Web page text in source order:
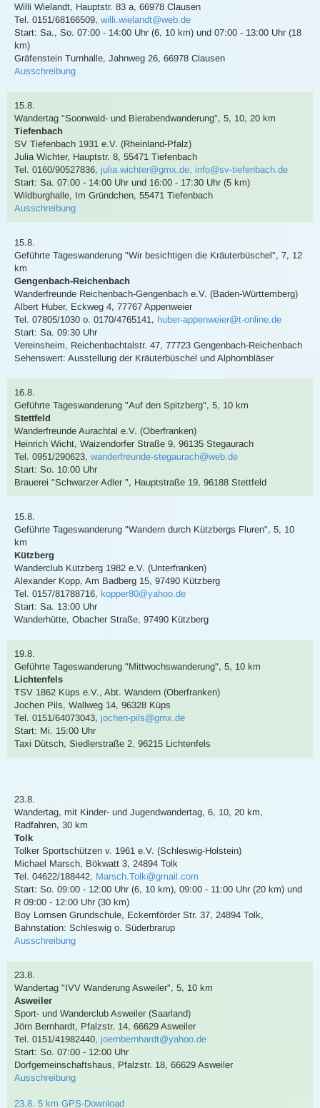
Willi Wielandt, Hauptstr. 83 a, 66978 Clausen
Tel. 0151/68166509, willi.wielandt@web.de
Start: Sa., So. 07:00 - 14:00 Uhr (6, 10 km) und 07:00 - 13:00 Uhr (18
km)
Gräfenstein Turnhalle, Jahnweg 26, 66978 Clausen
Ausschreibung
15.8.
Wandertag "Soonwald- und Bierabendwanderung", 5, 10, 20 km
Tiefenbach
SV Tiefenbach 1931 e.V. (Rheinland-Pfalz)
Julia Wichter, Hauptstr. 8, 55471 Tiefenbach
Tel. 0160/90527836, julia.wichter@gmx.de, info@sv-tiefenbach.de
Start: Sa. 07:00 - 14:00 Uhr und 16:00 - 17:30 Uhr (5 km)
Wildburghalle, Im Gründchen, 55471 Tiefenbach
Ausschreibung
15.8.
Geführte Tageswanderung "Wir besichtigen die Kräuterbüschel", 7, 12
km
Gengenbach-Reichenbach
Wanderfreunde Reichenbach-Gengenbach e.V. (Baden-Württemberg)
Albert Huber, Eckweg 4, 77767 Appenweier
Tel. 07805/1030 o. 0170/4765141 , huber-appenweier@t-online.de
Start: Sa. 09:30 Uhr
Vereinsheim, Reichenbachtalstr. 47, 77723 Gengenbach-Reichenbach
Sehenswert: Ausstellung der Kräuterbüschel und Alphornbläser
16.8.
Geführte Tageswanderung "Auf den Spitzberg", 5, 10 km
Stettfeld
Wanderfreunde Aurachtal e.V. (Oberfranken)
Heinrich Wicht, Waizendorfer Straße 9, 96135 Stegaurach
Tel. 0951/290623, wanderfreunde-stegaurach@web.de
Start: So. 10:00 Uhr
Brauerei "Schwarzer Adler ", Hauptstraße 19, 96188 Stettfeld
15.8.
Geführte Tageswanderung "Wandern durch Kützbergs Fluren", 5, 10
km
Kützberg
Wanderclub Kützberg 1982 e.V. (Unterfranken)
Alexander Kopp, Am Badberg 15, 97490 Kützberg
Tel. 0157/81788716, kopper80@yahoo.de
Start: Sa. 13:00 Uhr
Wanderhütte, Obacher Straße, 97490 Kützberg
19.8.
Geführte Tageswanderung "Mittwochswanderung", 5, 10 km
Lichtenfels
TSV 1862 Küps e.V., Abt. Wandern (Oberfranken)
Jochen Pils, Wallweg 14, 96328 Küps
Tel. 0151/64073043, jochen-pils@gmx.de
Start: Mi. 15:00 Uhr
Taxi Dütsch, Siedlerstraße 2, 96215 Lichtenfels
23.8.
Wandertag, mit Kinder- und Jugendwandertag, 6, 10, 20 km,
Radfahren, 30 km
Tolk
Tolker Sportschützen v. 1961 e.V. (Schleswig-Holstein)
Michael Marsch, Bökwatt 3, 24894 Tolk
Tel. 04622/188442, Marsch.Tolk@gmail.com
Start: So. 09:00 - 12:00 Uhr (6, 10 km), 09:00 - 11:00 Uhr (20 km) und
R 09:00 - 12:00 Uhr (30 km)
Boy Lornsen Grundschule, Eckernförder Str. 37, 24894 Tolk,
Bahnstation: Schleswig o. Süderbrarup
Ausschreibung
23.8.
Wandertag "IVV Wanderung Asweiler", 5, 10 km
Asweiler
Sport- und Wanderclub Asweiler (Saarland)
Jörn Bernhardt, Pfalzstr. 14, 66629 Asweiler
Tel. 0151/41982440, joernbernhardt@yahoo.de
Start: So. 07:00 - 12:00 Uhr
Dorfgemeinschaftshaus, Pfalzstr. 18, 66629 Asweiler
Ausschreibung
23.8. 5 km GPS-Download